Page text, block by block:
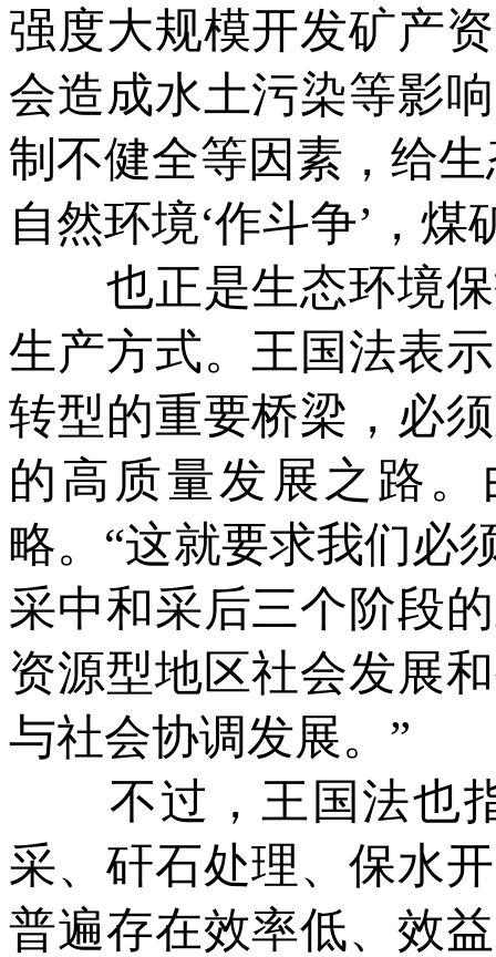
强度大规模开发矿产
会造成水土污染等影
制不健全等因素，给
自然环境‘作斗争’，
也正是生态环境保
生产方式。王国法表
转型的重要桥梁，必
的高质量发展之路
略。“这就要求我们必
采中和采后三个阶段
资源型地区社会发展
与社会协调发展。”
不过，王国法也指
采、矸石处理、保水
普遍存在效率低、效